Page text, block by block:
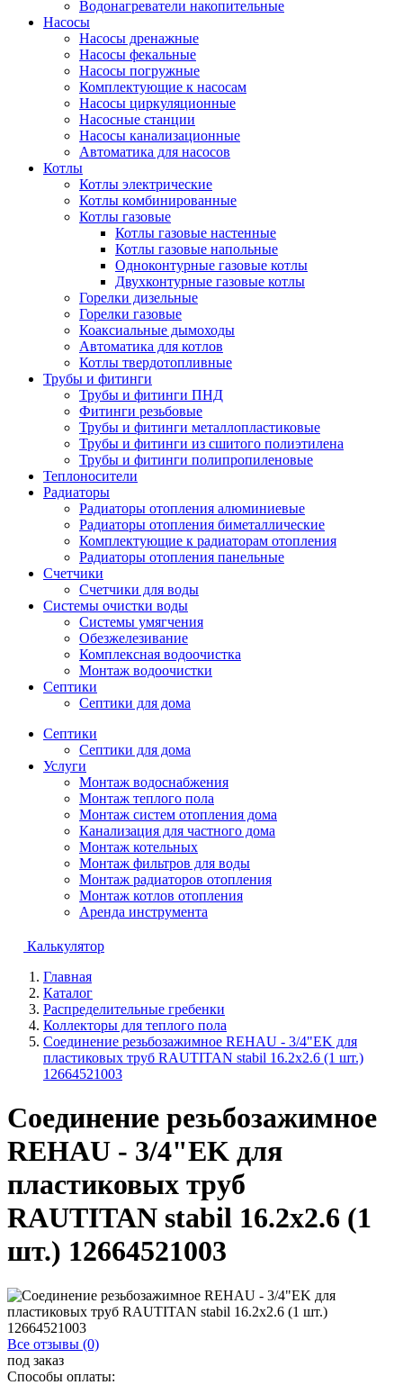
Водонагреватели накопительные
Насосы
Насосы дренажные
Насосы фекальные
Насосы погружные
Комплектующие к насосам
Насосы циркуляционные
Насосные станции
Насосы канализационные
Автоматика для насосов
Котлы
Котлы электрические
Котлы комбинированные
Котлы газовые
Котлы газовые настенные
Котлы газовые напольные
Одноконтурные газовые котлы
Двухконтурные газовые котлы
Горелки дизельные
Горелки газовые
Коаксиальные дымоходы
Автоматика для котлов
Котлы твердотопливные
Трубы и фитинги
Трубы и фитинги ПНД
Фитинги резьбовые
Трубы и фитинги металлопластиковые
Трубы и фитинги из сшитого полиэтилена
Трубы и фитинги полипропиленовые
Теплоносители
Радиаторы
Радиаторы отопления алюминиевые
Радиаторы отопления биметаллические
Комплектующие к радиаторам отопления
Радиаторы отопления панельные
Cчетчики
Счетчики для воды
Системы очистки воды
Системы умягчения
Обезжелезивание
Комплексная водоочистка
Монтаж водоочистки
Септики
Септики для дома
Септики
Септики для дома
Услуги
Монтаж водоснабжения
Монтаж теплого пола
Монтаж систем отопления дома
Канализация для частного дома
Монтаж котельных
Монтаж фильтров для воды
Монтаж радиаторов отопления
Монтаж котлов отопления
Аренда инструмента
Калькулятор
Главная
Каталог
Распределительные гребенки
Коллекторы для теплого пола
Соединение резьбозажимное REHAU - 3/4"EK для
пластиковых труб RAUTITAN stabil 16.2x2.6 (1 шт.)
12664521003
Соединение резьбозажимное
REHAU - 3/4"EK для
пластиковых труб
RAUTITAN stabil 16.2x2.6 (1
шт.) 12664521003
Все отзывы (0)
под заказ
Способы оплаты: